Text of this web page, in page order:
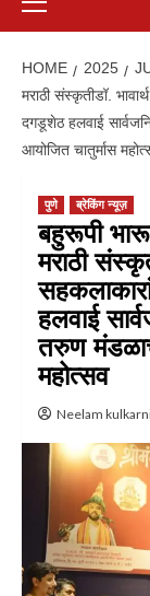
HOME 2025
मराठी संस्कृतीडॉ.
दगडूशेठ हलवाई
आयोजित चातुर्मास
पुणे ब्रेकिंग न्यूज़
बहुरूपी
मराठी
हलवाई
तरुण
महोत्सव
Neelam